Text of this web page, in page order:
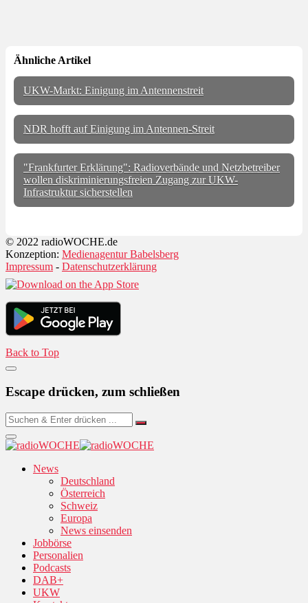
Ähnliche Artikel
UKW-Markt: Einigung im Antennenstreit
NDR hofft auf Einigung im Antennen-Streit
"Frankfurter Erklärung": Radioverbände und Netzbetreiber
wollen diskriminierungsfreien Zugang zur UKW-
Infrastruktur sicherstellen
© 2022 radioWOCHE.de
Konzeption: Medienagentur Babelsberg
Impressum - Datenschutzerklärung
Back to Top
Escape drücken, zum schließen
News
Deutschland
Österreich
Schweiz
Europa
News einsenden
Jobbörse
Personalien
Podcasts
DAB+
UKW